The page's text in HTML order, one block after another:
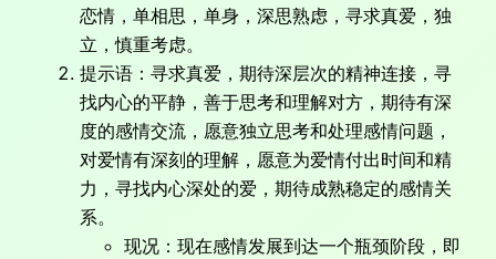
恋情，单相思，单身，深思熟虑，寻求真爱，独
立，慎重考虑。
提示语：寻求真爱，期待深层次的精神连接，寻
找内心的平静，善于思考和理解对方，期待有深
度的感情交流，愿意独立思考和处理感情问题，
对爱情有深刻的理解，愿意为爱情付出时间和精
力，寻找内心深处的爱，期待成熟稳定的感情关
系。
现况：现在感情发展到达一个瓶颈阶段，即